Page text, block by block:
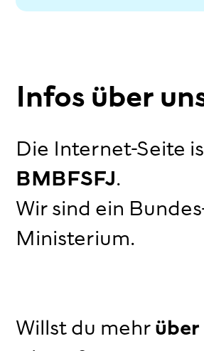
Infos über
Die Internet-Seite
BMBFSFJ.
Wir sind ein
Ministerium.
Willst du mehr über